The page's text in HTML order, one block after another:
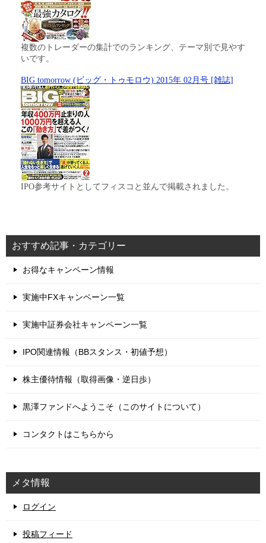
複数のトレーダーの集計でのランキング、テーマ別で見やす
いです。
BIG tomorrow (ビッグ・トゥモロウ) 2015年 02月号 [雑誌]
IPO参考サイトとしてフィスコと並んで掲載されました。
おすすめ記事・カテゴリー
お得なキャンペーン情報
実施中FXキャンペーン一覧
実施中証券会社キャンペーン一覧
IPO関連情報（BBスタンス・初値予想）
株主優待情報（取得画像・逆日歩）
黒澤ファンドへようこそ（このサイトについて）
コンタクトはこちらから
メタ情報
ログイン
投稿フィード